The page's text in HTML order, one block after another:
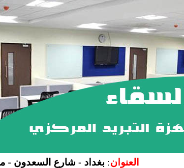
العنوان: بغداد - شارع السعدون -